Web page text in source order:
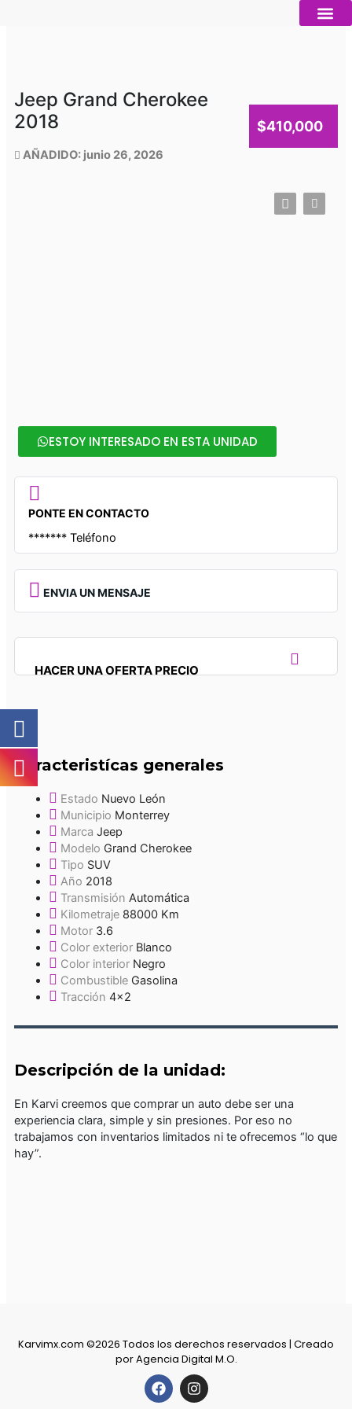
Jeep Grand Cherokee
2018
AÑADIDO: junio 26, 2026
$410,000
ESTOY INTERESADO EN ESTA UNIDAD
PONTE EN CONTACTO
******* Teléfono
ENVIA UN MENSAJE
HACER UNA OFERTA PRECIO
Caracteristícas generales
Estado Nuevo León
Municipio Monterrey
Marca Jeep
Modelo Grand Cherokee
Tipo SUV
Año 2018
Transmisión Automática
Kilometraje 88000 Km
Motor 3.6
Color exterior Blanco
Color interior Negro
Combustible Gasolina
Tracción 4x2
Descripción de la unidad:
En Karvi creemos que comprar un auto debe ser una
experiencia clara, simple y sin presiones. Por eso no
trabajamos con inventarios limitados ni te ofrecemos “lo que
hay”.
Karvimx.com ©2026 Todos los derechos reservados | Creado
porAgencia Digital M.O.
F
a
I
n